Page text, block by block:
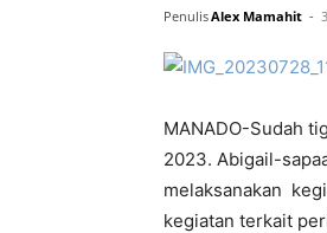
PenulisAlex Mamahit -
MANADO-Sudah
2023. Abigail-
melaksanakan
kegiatan terkait